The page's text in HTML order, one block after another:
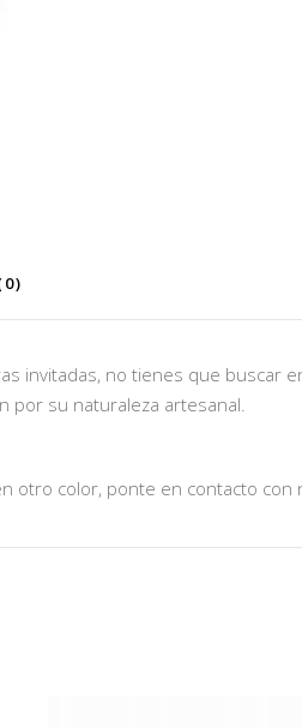
invitadas, no tienes que buscar
por su naturaleza artesanal.
otro color, ponte en contacto con